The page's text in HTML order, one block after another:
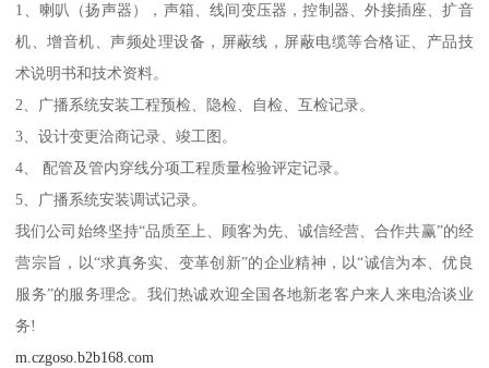
1、喇叭（扬声器），声箱、线间变压器，控制器、外接插座、扩音
机、增音机、声频处理设备，屏蔽线，屏蔽电缆等合格证、产品技
术说明书和技术资料。
2、广播系统安装工程预检、隐检、自检、互检记录。
3、设计变更洽商记录、竣工图。
4、 配管及管内穿线分项工程质量检验评定记录。
5、广播系统安装调试记录。
我们公司始终坚持“品质至上、顾客为先、诚信经营、合作共赢”的经
营宗旨，以“求真务实、变革创新”的企业精神，以“诚信为本、优良
服务”的服务理念。我们热诚欢迎全国各地新老客户来人来电洽谈业
务!
m.czgoso.b2b168.com